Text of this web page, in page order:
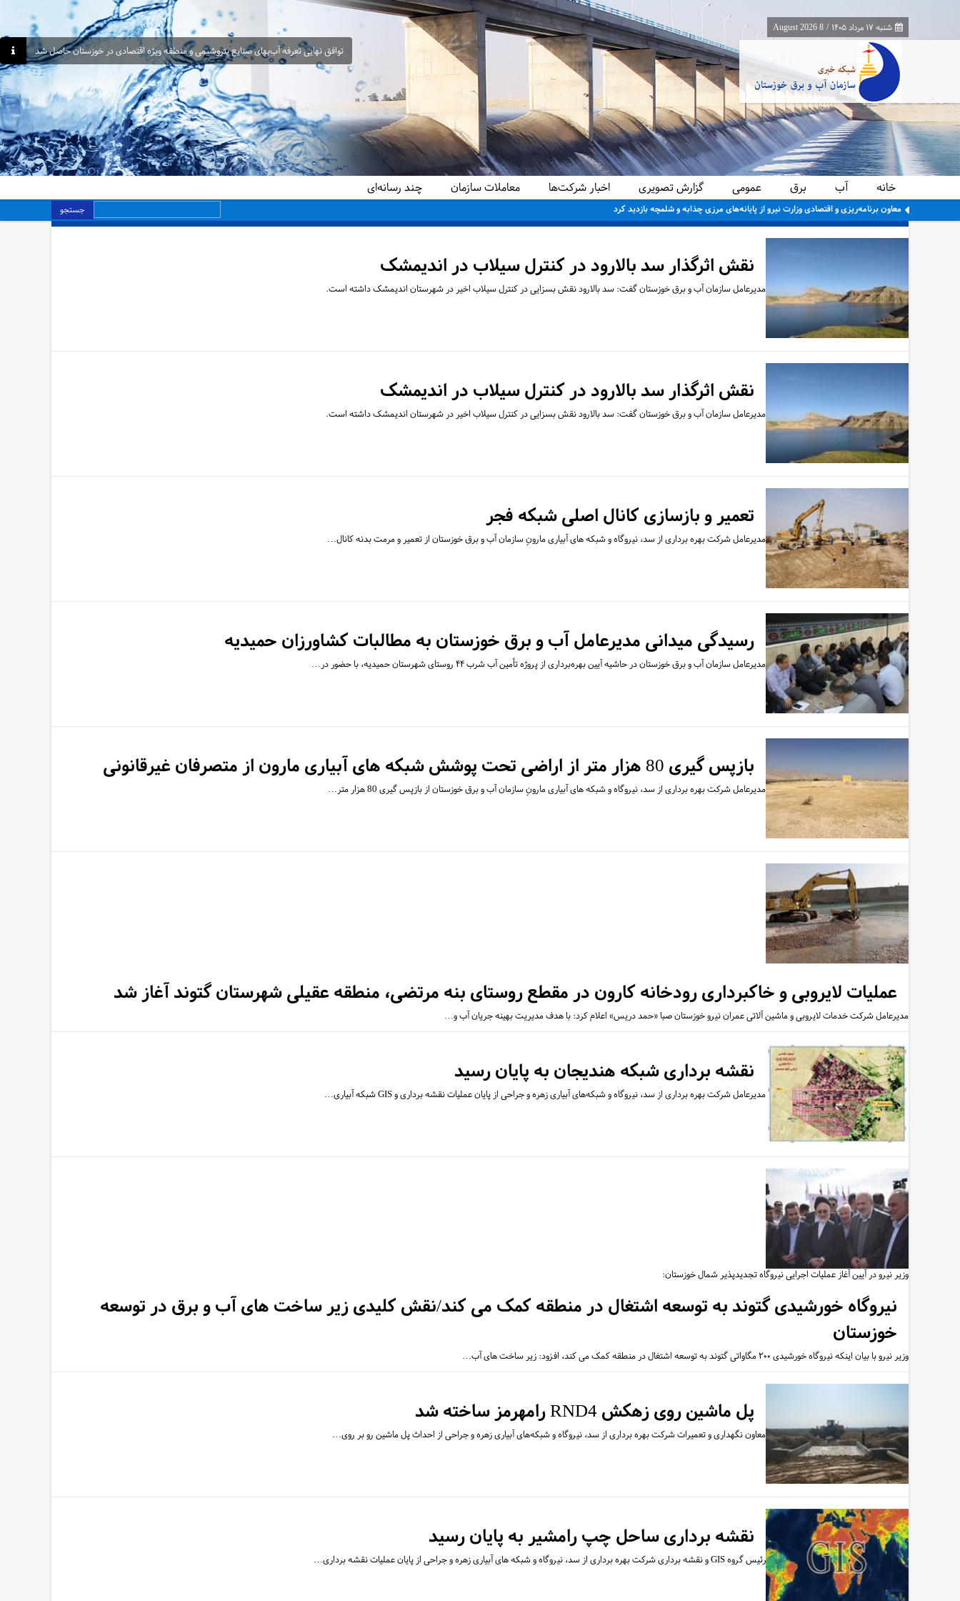
شنبه ۱۷ مرداد ۱۴۰۵ /
8 August 2026
توافق نهایی تعرفه آب‌بهای صنایع پتروشیمی و منطقه ویژه اقتصادی در خوزستان حاصل شد
خانه آب برق عمومی گزارش تصویری اخبار شرکت‌ها معاملات سازمان چند رسانه‌ای
معاون برنامه‌ریزی و اقتصادی وزارت نیرو از پایانه‌های مرزی چذابه و شلمچه بازدید کرد جستجو
نقش اثرگذار سد بالارود در کنترل سیلاب در اندیمشک
مدیرعامل سازمان آب و برق خوزستان گفت: سد بالارود نقش بسزایی در کنترل سیلاب اخیر در شهرستان اندیمشک داشته است.
نقش اثرگذار سد بالارود در کنترل سیلاب در اندیمشک
مدیرعامل سازمان آب و برق خوزستان گفت: سد بالارود نقش بسزایی در کنترل سیلاب اخیر در شهرستان اندیمشک داشته است.
تعمیر و بازسازی کانال اصلی شبکه فجر
مدیرعامل شرکت بهره برداری از سد، نیروگاه و شبکه های آبیاری مارونِ سازمان آب و برق خوزستان از تعمیر و مرمت بدنه کانال…
رسیدگی میدانی مدیرعامل آب و برق خوزستان به مطالبات کشاورزان حمیدیه
مدیرعامل سازمان آب و برق خوزستان در حاشیه آیین بهره‌برداری از پروژه تأمین آب شرب ۴۴ روستای شهرستان حمیدیه، با حضور در…
بازپس گیری 80 هزار متر از اراضی تحت پوشش شبکه های آبیاری مارون از متصرفان غیرقانونی
مدیرعامل شرکت بهره برداری از سد، نیروگاه و شبکه های آبیاری مارونِ سازمان آب و برق خوزستان از بازپس گیری 80 هزار متر…
عملیات لایروبی و خاکبرداری رودخانه کارون در مقطع روستای بنه مرتضی، منطقه عقیلی شهرستان گتوند آغاز شد
مدیرعامل شرکت خدمات لایروبی و ماشین آلاتی عمران نیرو خوزستان صبا «حمد دریس» اعلام کرد: با هدف مدیریت بهینه جریان آب و…
نقشه برداری شبکه هندیجان به پایان رسید
مدیرعامل شرکت بهره برداری از سد، نیروگاه و شبکه‌های آبیاری زهره و جراحی از پایان عملیات نقشه برداری و GIS شبکه آبیاری…
وزیر نیرو در آیین آغاز عملیات اجرایی نیروگاه تجدیدپذیر شمال خوزستان:
نیروگاه خورشیدی گتوند به توسعه اشتغال در منطقه کمک می کند/نقش کلیدی زیر ساخت های آب و‌ برق در توسعه
خوزستان
وزیر نیرو‌ با بیان اینکه نیروگاه خورشیدی ۲۰۰ مگاواتی گتوند به توسعه اشتغال در منطقه کمک می کند، افزود: زیر ساخت های آب…
پل ماشین روی زهکش RND4 رامهرمز ساخته شد
معاون نگهداری و تعمیرات شرکت بهره برداری از سد، نیروگاه و شبکه‌های آبیاری زهره و جراحی از احداث پل ماشین رو بر روی…
نقشه برداری ساحل چپ رامشیر به پایان رسید
رئیس گروه GIS و نقشه برداری شرکت بهره برداری از سد، نیروگاه و شبکه های آبیاری زهره و جراحی از پایان عملیات نقشه برداری…